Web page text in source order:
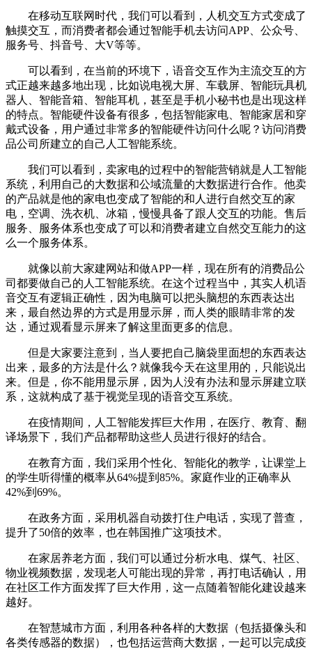
在移动互联网时代，我们可以看到，人机交互方式变成了
触摸交互，而消费者都会通过智能手机去访问APP、公众号、
服务号、抖音号、大V等等。
可以看到，在当前的环境下，语音交互作为主流交互的方
式正越来越多地出现，比如说电视大屏、车载屏、智能玩具机
器人、智能音箱、智能耳机，甚至是手机小秘书也是出现这样
的特点。智能硬件设备有很多，包括智能家电、智能家居和穿
戴式设备，用户通过非常多的智能硬件访问什么呢？访问消费
品公司所建立的自己人工智能系统。
我们可以看到，卖家电的过程中的智能营销就是人工智能
系统，利用自己的大数据和公域流量的大数据进行合作。他卖
的产品就是他的家电也变成了智能的和人进行自然交互的家
电，空调、洗衣机、冰箱，慢慢具备了跟人交互的功能。售后
服务、服务体系也变成了可以和消费者建立自然交互能力的这
么一个服务体系。
就像以前大家建网站和做APP一样，现在所有的消费品公
司都要做自己的人工智能系统。在这个过程当中，其实人机语
音交互有逻辑正确性，因为电脑可以把头脑想的东西表达出
来，最自然边界的方式是用显示屏，而人类的眼睛非常的发
达，通过观看显示屏来了解这里面更多的信息。
但是大家要注意到，当人要把自己脑袋里面想的东西表达
出来，最多的方法是什么？就像我今天在这里用的，只能说出
来。但是，你不能用显示屏，因为人没有办法和显示屏建立联
系，这就构成了基于视觉呈现的语音交互系统。
在疫情期间，人工智能发挥巨大作用，在医疗、教育、翻
译场景下，我们产品都帮助这些人员进行很好的结合。
在教育方面，我们采用个性化、智能化的教学，让课堂上
的学生听得懂的概率从64%提到85%。家庭作业的正确率从
42%到69%。
在政务方面，采用机器自动拨打住户电话，实现了普查，
提升了50倍的效率，也在韩国推广这项技术。
在家居养老方面，我们可以通过分析水电、煤气、社区、
物业视频数据，发现老人可能出现的异常，再打电话确认，用
在社区工作方面发挥了巨大作用，这一点随着智能化建设越来
越好。
在智慧城市方面，利用各种各样的大数据（包括摄像头和
各类传感器的数据），也包括运营商大数据，一起可以完成疫